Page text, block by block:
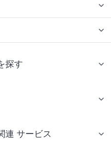
探す
連 サービス